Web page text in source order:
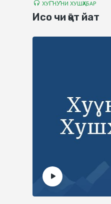
ХУГ̌НУ̊НИ ХУШҲАБАР
Исо чи ҷа̄т йат